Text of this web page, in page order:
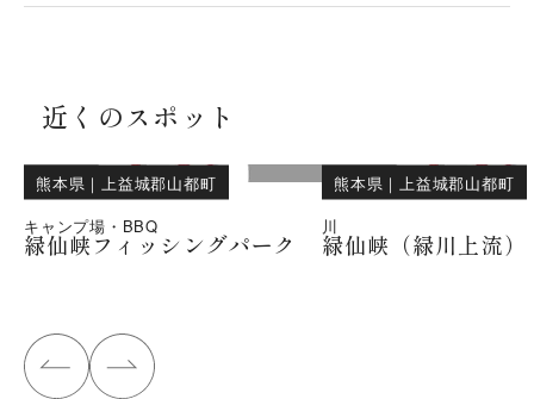
近くのスポット
熊本県 ｜
上益城郡山都町
キャンプ場・BBQ
緑仙峡フィッシングパーク
熊本県 ｜
上益城郡山都町
川
緑仙峡（緑川上流）